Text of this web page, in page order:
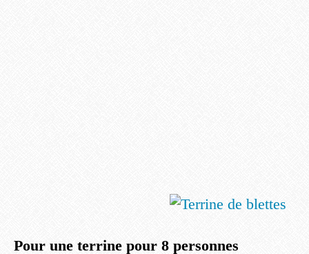
Pour une terrine pour 8 personnes